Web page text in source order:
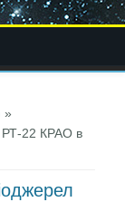
»
РТ-22 КРАО в